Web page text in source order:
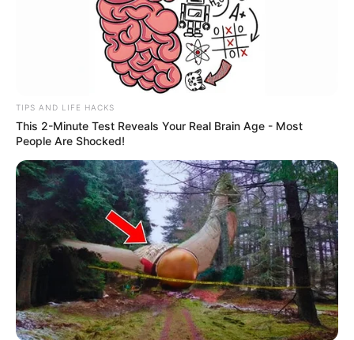
TIPS AND LIFE HACKS
This 2-Minute Test Reveals Your Real Brain Age - Most
People Are Shocked!